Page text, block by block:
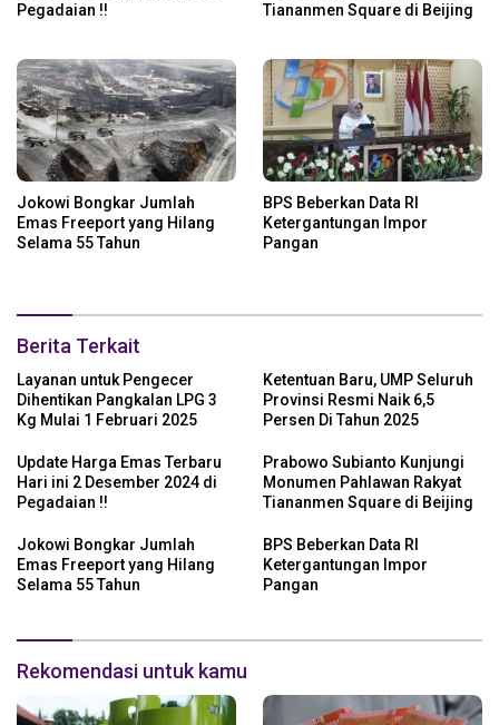
Pegadaian !!
Tiananmen Square di Beijing
Jokowi Bongkar Jumlah
Emas Freeport yang Hilang
Selama 55 Tahun
BPS Beberkan Data RI
Ketergantungan Impor
Pangan
Berita Terkait
Layanan untuk Pengecer
Dihentikan Pangkalan LPG 3
Kg Mulai 1 Februari 2025
Ketentuan Baru, UMP Seluruh
Provinsi Resmi Naik 6,5
Persen Di Tahun 2025
Update Harga Emas Terbaru
Hari ini 2 Desember 2024 di
Pegadaian !!
Prabowo Subianto Kunjungi
Monumen Pahlawan Rakyat
Tiananmen Square di Beijing
Jokowi Bongkar Jumlah
Emas Freeport yang Hilang
Selama 55 Tahun
BPS Beberkan Data RI
Ketergantungan Impor
Pangan
Rekomendasi untuk kamu